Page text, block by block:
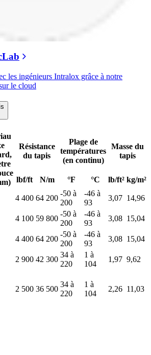
les ingénieurs Intralox grâce à notre
le cloud
Résistance
du tapis
Plage de
températures
(en continu)
Masse du
tapis
lbf/ft N/m °F °C lb/ft² kg/m²
4 400 64 200
-50 à
200
-46 à
93
3,07 14,96
4 100 59 800
-50 à
200
-46 à
93
3,08 15,04
4 400 64 200
-50 à
200
-46 à
93
3,08 15,04
2 900 42 300
34 à
220
1 à
104
1,97 9,62
2 500 36 500
34 à
220
1 à
104
2,26 11,03